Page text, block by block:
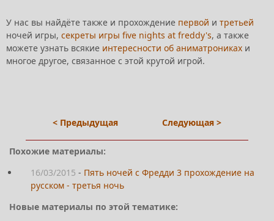
У нас вы найдёте также и прохождение первой и третьей
ночей игры, секреты игры five nights at freddy's, а также
можете узнать всякие интересности об аниматрониках и
многое другое, связанное с этой крутой игрой.
< Предыдущая Следующая >
Похожие материалы:
16/03/2015 - Пять ночей с Фредди 3 прохождение на
русском - третья ночь
Новые материалы по этой тематике: